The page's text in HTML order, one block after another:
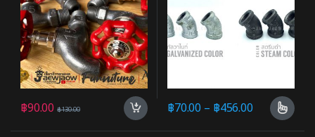
฿90.00 ฿130.00 ฿70.00 – ฿456.00